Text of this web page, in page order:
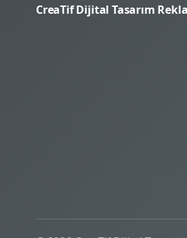
CreaTif Dijital Tasarım